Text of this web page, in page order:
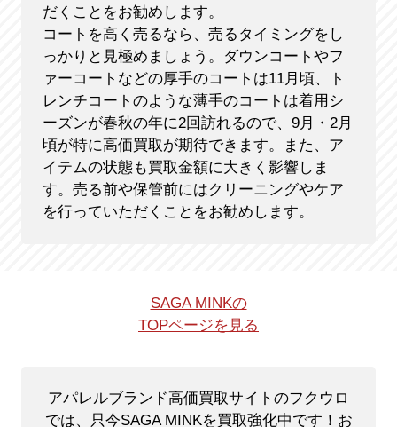
だくことをお勧めします。
コートを高く売るなら、売るタイミングをし
っかりと見極めましょう。ダウンコートやフ
ァーコートなどの厚手のコートは11月頃、ト
レンチコートのような薄手のコートは着用シ
ーズンが春秋の年に2回訪れるので、9月・2月
頃が特に高価買取が期待できます。また、ア
イテムの状態も買取金額に大きく影響しま
す。売る前や保管前にはクリーニングやケア
を行っていただくことをお勧めします。
SAGA MINKの
TOPページを見る
アパレルブランド高価買取サイトのフクウロ
では、只今SAGA MINKを買取強化中です！ お